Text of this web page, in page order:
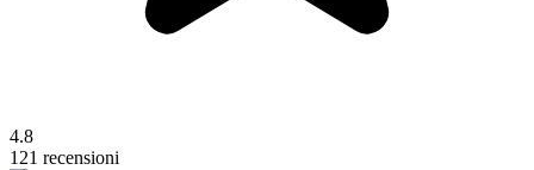
4.8
121 recensioni